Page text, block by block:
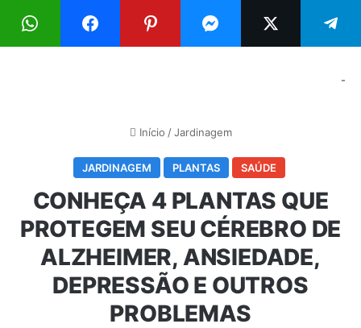
Menu
-
Início / Jardinagem
JARDINAGEM PLANTAS SAÚDE
CONHEÇA 4 PLANTAS QUE
PROTEGEM SEU CÉREBRO DE
ALZHEIMER, ANSIEDADE,
DEPRESSÃO E OUTROS
PROBLEMAS